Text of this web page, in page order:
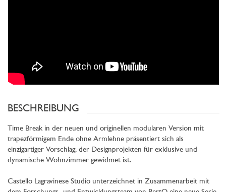
BESCHREIBUNG
Time Break in der neuen und originellen modularen Version mit
trapezförmigem Ende ohne Armlehne präsentiert sich als
einzigartiger Vorschlag, der Designprojekten für exklusive und
dynamische Wohnzimmer gewidmet ist.
Castello Lagravinese Studio unterzeichnet in Zusammenarbeit mit